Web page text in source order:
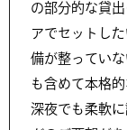
の部分的な貸
アでセットし
備が整ってい
も含めて本格
深夜でも柔軟